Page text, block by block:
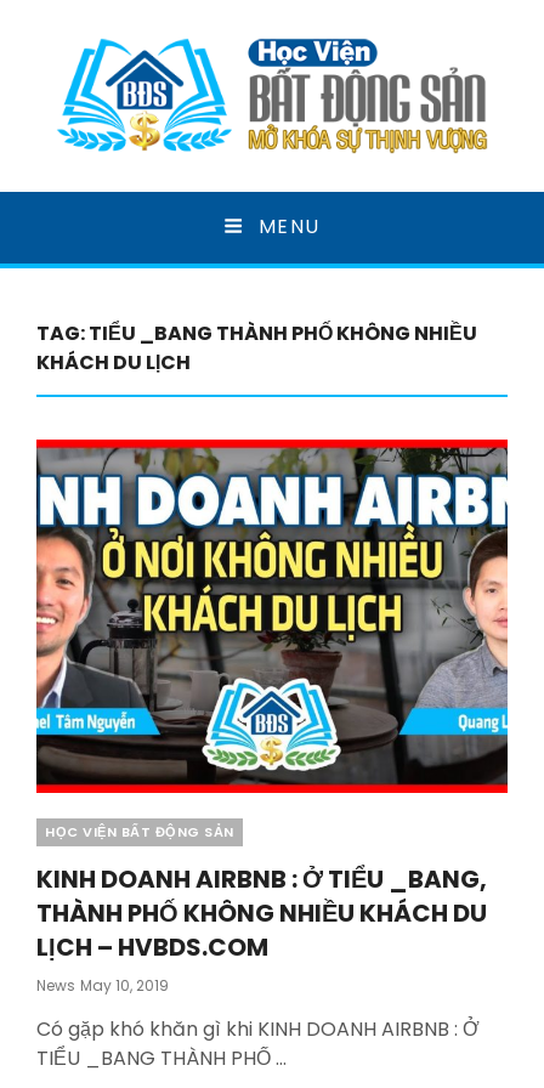
HỌC VIỆN BẤT ĐỘNG
SẢN
MENU
TAG:TIỂU _BANG THÀNH PHỐ KHÔNG NHIỀU
KHÁCH DU LỊCH
Categories
HỌC VIỆN BẤT ĐỘNG SẢN
KINH DOANH AIRBNB : Ở TIỂU _BANG,
THÀNH PHỐ KHÔNG NHIỀU KHÁCH DU
LỊCH – HVBDS.COM
News Posted
May 10, 2019
Có gặp khó khăn gì khi KINH DOANH AIRBNB : Ở
TIỂU _BANG THÀNH PHỐ …